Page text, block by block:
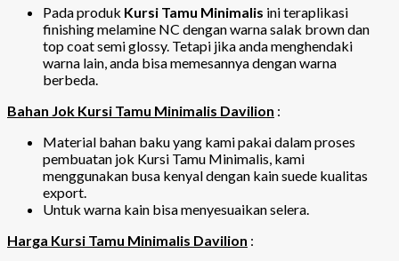
Pada produk Kursi Tamu Minimalis ini teraplikasi
finishing melamine NC dengan warna salak brown dan
top coat semi glossy. Tetapi jika anda menghendaki
warna lain, anda bisa memesannya dengan warna
berbeda.
Bahan Jok Kursi Tamu Minimalis Davilion :
Material bahan baku yang kami pakai dalam proses
pembuatan jok Kursi Tamu Minimalis, kami
menggunakan busa kenyal dengan kain suede kualitas
export.
Untuk warna kain bisa menyesuaikan selera.
Harga Kursi Tamu Minimalis Davilion :